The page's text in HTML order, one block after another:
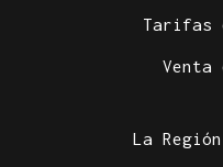
Tarifas
Venta
La